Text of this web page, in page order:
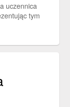
uczennica
tym